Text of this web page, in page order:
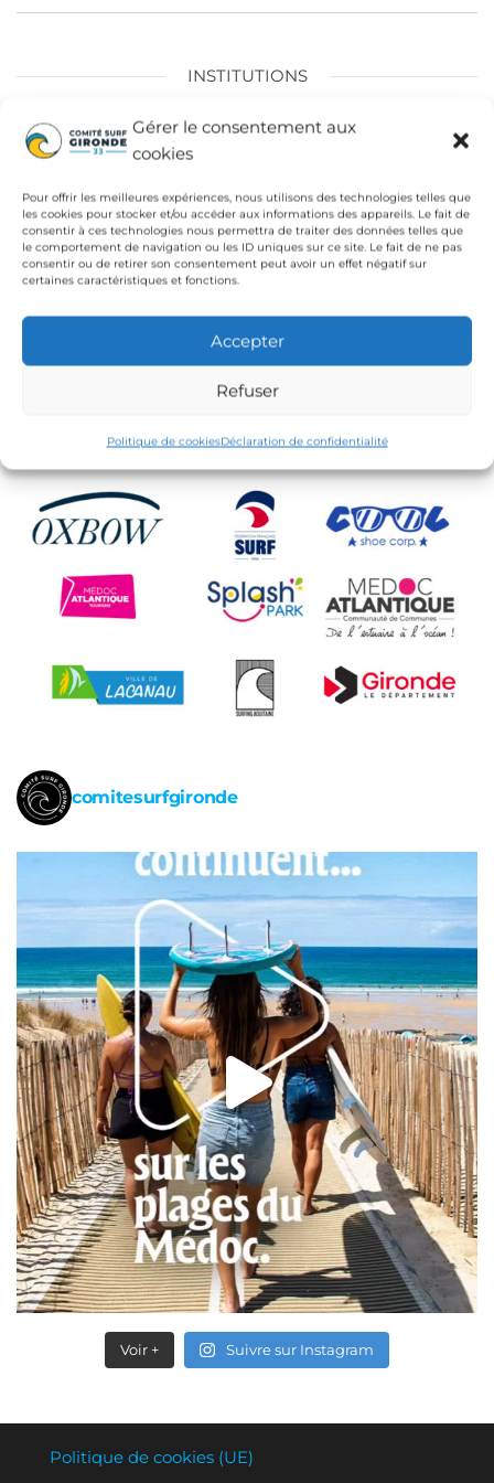
Gérer le consentement aux
cookies
Pour offrir les meilleures expériences, nous utilisons des technologies telles que
les cookies pour stocker et/ou accéder aux informations des appareils. Le fait de
consentir à ces technologies nous permettra de traiter des données telles que
le comportement de navigation ou les ID uniques sur ce site. Le fait de ne pas
consentir ou de retirer son consentement peut avoir un effet négatif sur
certaines caractéristiques et fonctions.
Accepter
Refuser
Politique de cookiesDéclaration de confidentialité
INSTITUTIONS
Fédération Française de Surf
Conseil Départemental de la Gironde
Ligue de Surf de Nouvelle Aquitaine
CdC Médoc Atlantique
comitesurfgironde
Voir + Suivre sur Instagram
Politique de cookies (UE)